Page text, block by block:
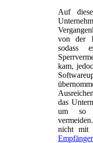
Auf
von der
sodass
kam,
das
um so
nicht mit
Empfänger